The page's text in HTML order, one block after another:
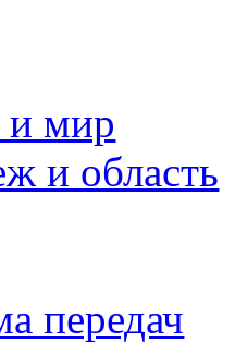
и мир
и область
передач